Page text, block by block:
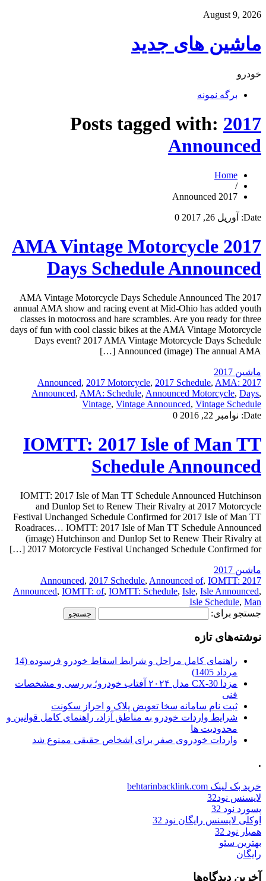
August 9, 2026
ماشین های جدید
خودرو
برگه نمونه
Posts tagged with: 2017
Announced
Home
/
2017 Announced
Date: آوریل 26, 2017 0
2017 AMA Vintage Motorcycle
Days Schedule Announced
2017 AMA Vintage Motorcycle Days Schedule Announced The
annual AMA show and racing event at Mid-Ohio has added youth
classes in motocross and hare scrambles. Are you ready for three
days of fun with cool classic bikes at the AMA Vintage Motorcycle
Days event? 2017 AMA Vintage Motorcycle Days Schedule
Announced (image) The annual AMA […]
ماشین 2017
2017 Announced
, 2017 Motorcycle, 2017 Schedule, AMA:
Announced, AMA: Schedule, Announced Motorcycle, Days,
Vintage, Vintage Announced, Vintage Schedule
Date: نوامبر 22, 2016 0
IOMTT: 2017 Isle of Man TT
Schedule Announced
IOMTT: 2017 Isle of Man TT Schedule Announced Hutchinson
and Dunlop Set to Renew Their Rivalry at 2017 Motorcycle
Festival Unchanged Schedule Confirmed for 2017 Isle of Man TT
Roadraces… IOMTT: 2017 Isle of Man TT Schedule Announced
(image) Hutchinson and Dunlop Set to Renew Their Rivalry at
2017 Motorcycle Festival Unchanged Schedule Confirmed for […]
ماشین 2017
2017 Announced
, 2017 Schedule, Announced of, IOMTT:
Announced, IOMTT: of, IOMTT: Schedule, Isle, Isle Announced,
Isle Schedule, Man
جستجو برای:
نوشته‌های تازه
راهنمای کامل مراحل و شرایط اسقاط خودرو فرسوده (14
مرداد 1405)
مزدا CX-30 مدل ۲۰۲۴ آفتاب خودرو؛ بررسی و مشخصات
فنی
ثبت نام سامانه سخا تعویض پلاک و احراز سکونت
شرایط واردات خودرو به مناطق آزاد، راهنمای کامل قوانین و
محدودیت ها
واردات خودروی صفر برای اشخاص حقیقی ممنوع شد
.
خرید بک لینک behtarinbacklink.com
لایسنس نود32
پسورد نود 32
اوکلی لایسنس رایگان نود 32
همیار نود 32
بهترین سئو
رایگان
آخرین دیدگاه‌ها